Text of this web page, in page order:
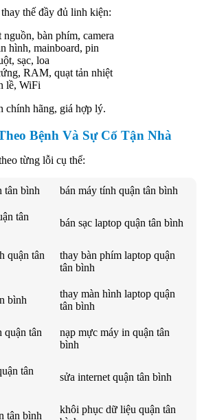
thế đầy đủ linh kiện:
nguồn, bàn phím, camera
hình, mainboard, pin
sạc, loa
RAM, quạt tản nhiệt
lề, WiFi
chính hãng, giá hợp lý.
Bệnh Và Sự Cố Tận Nhà
từng lỗi cụ thể:
tân bình bán máy tính quận tân bình
tân
bán sạc laptop quận tân bình
quận tân
thay bàn phím laptop quận
tân bình
bình
thay màn hình laptop quận
tân bình
quận tân
nạp mực máy in quận tân
bình
tân
sửa internet quận tân bình
tân bình
khôi phục dữ liệu quận tân